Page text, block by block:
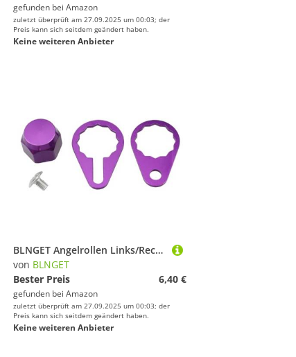
gefunden bei Amazon
zuletzt überprüft am 27.09.2025 um 00:03; der
Preis kann sich seitdem geändert haben.
Keine weiteren Anbieter
BLNGET Angelrollen Links/Rechts Griff Verriegelungsplatte Schrauben Mutterabdeckungen Verriegelungsteil für Baitcastrollen Schraube Mutter Abdeckung u
von BLNGET
Bester Preis
6,40 €
gefunden bei Amazon
zuletzt überprüft am 27.09.2025 um 00:03; der
Preis kann sich seitdem geändert haben.
Keine weiteren Anbieter